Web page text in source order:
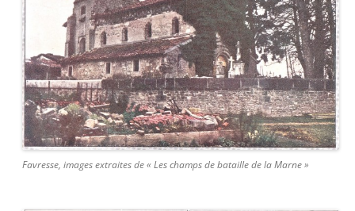
Favresse, images extraites de « Les champs de bataille de la Marne »